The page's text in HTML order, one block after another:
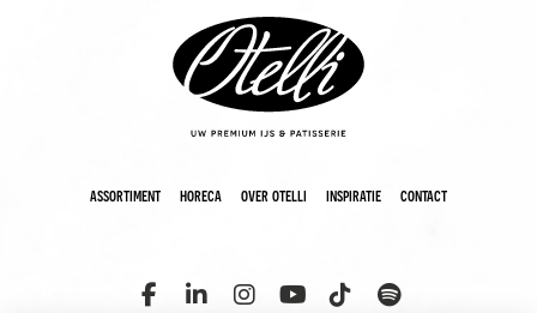
assortiment horeca over otelli inspiratie contact